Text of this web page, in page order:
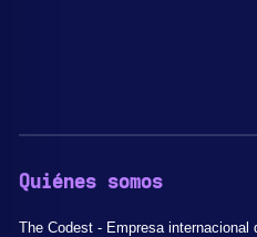
Quiénes somos
The Codest - Empresa internacional